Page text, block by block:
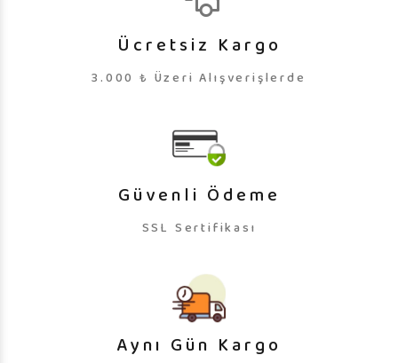
Ücretsiz Kargo
3.000 ₺ Üzeri Alışverişlerde
Güvenli Ödeme
SSL Sertifikası
Aynı Gün Kargo